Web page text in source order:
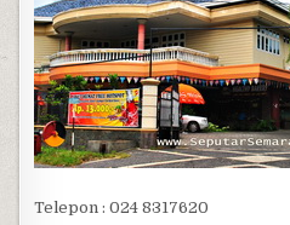
Telepon : 024 8317620